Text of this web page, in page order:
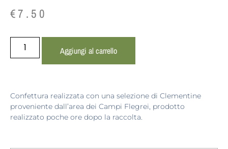
€7.50
Aggiungi al carrello
Confettura realizzata con una selezione di Clementine
proveniente dall’area dei Campi Flegrei, prodotto
realizzato poche ore dopo la raccolta.